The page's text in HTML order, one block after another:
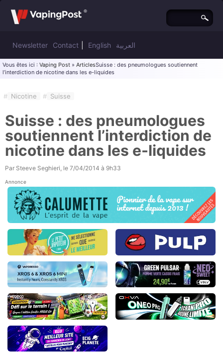
Newsletter Contact English العربية
Vous êtes ici : Vaping Post » ArticlesSuisse : des pneumologues soutiennent
l’interdiction de nicotine dans les e-liquides
# Nicotine # Suisse
Suisse : des pneumologues
soutiennent l’interdiction de
nicotine dans les e-liquides
Par Steeve Seghieri, le 7/04/2014 à 9h33
Annonce